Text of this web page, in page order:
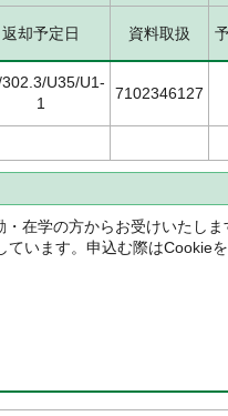
返却予定日 資料取扱
U35/U1-
1
7102346127
・在学の方からお受けいたしま
います。申込む際はCookie